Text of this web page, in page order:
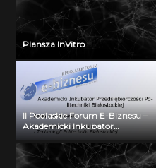
Plansza InVitro
II Podlaskie Forum E-Biznesu –
Akademicki Inkubator
Przedsiębiorczości Politechniki
Białostockiej – Jerzy Muszyński